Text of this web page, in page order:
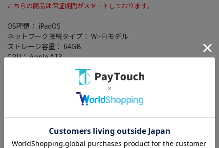
こちらの商品は保証期間がスタートしております。
OS種類： iPadOS
ネットワーク接続タイプ： Wi-Fiモデル
ストレージ容量： 64GB
CPU： Apple A13
センサー： 加速度センサー/3軸ジャイロ/環境光センサー/デジタル
バッテリー性能： リチウムポリマー/Wi-Fi通信 10時間/ビデオ再生
10時間/オーディオ再生 10時間